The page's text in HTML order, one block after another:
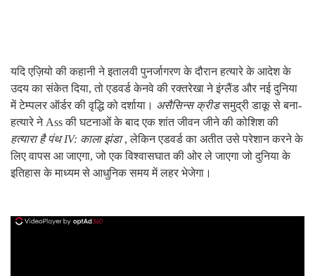
यदि एज़ियो की कहानी ने इतालवी पुनर्जागरण के दौरान हत्यारे के आदेश के
उदय का संकेत दिया, तो एडवर्ड केनवे की रक्तरेखा ने इंग्लैंड और नई दुनिया
में टेम्पलर ऑर्डर की वृद्धि को दर्शाया। असैसिन्स क्रीडसमुद्री डाकू से बना-
हत्यारे ने Ass की घटनाओं के बाद एक शांत जीवन जीने की कोशिश की
हत्यारा है पंथ IV: काला झंडा, लेकिन एडवर्ड का अतीत उसे परेशान करने के
लिए वापस आ जाएगा, जो एक विश्वासघात की ओर ले जाएगा जो दुनिया के
इतिहास के माध्यम से आधुनिक समय में लहर भेजेगा।